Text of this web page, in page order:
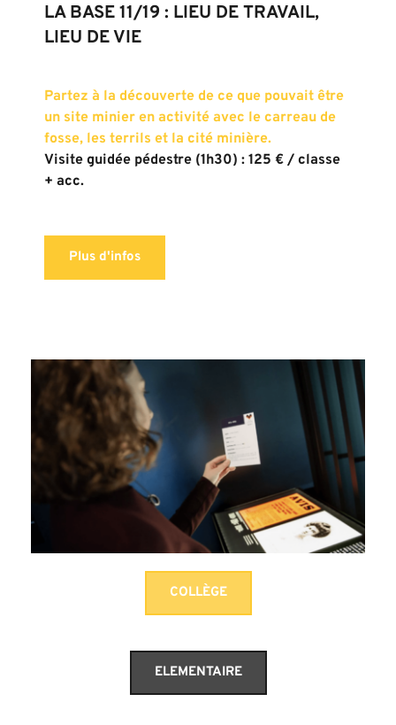
LA BASE 11/19 : LIEU DE TRAVAIL,
LIEU DE VIE
Partez à la découverte de ce que pouvait être
un site minier en activité avec le carreau de
fosse, les terrils et la cité minière.
Visite guidée pédestre (1h30) : 125 € / classe
+ acc.
Plus d'infos
COLLÈGE
ELEMENTAIRE